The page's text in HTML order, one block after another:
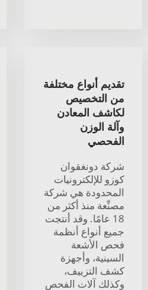
تقديم أنواع مختلفة
من التخصيص
لكاشف المعادن
وآلة الوزن
الفحصي
شركة دونغقوان
كوزو للإلكترونيات
المحدودة هي شركة
مصنِّعة منذ أكثر من
18 عامًا. وقد أنتجت
جميع أنواع أنظمة
فحص الأشعة
السينية، وأجهزة
كشف التزييف،
وكذلك آلات الفحص